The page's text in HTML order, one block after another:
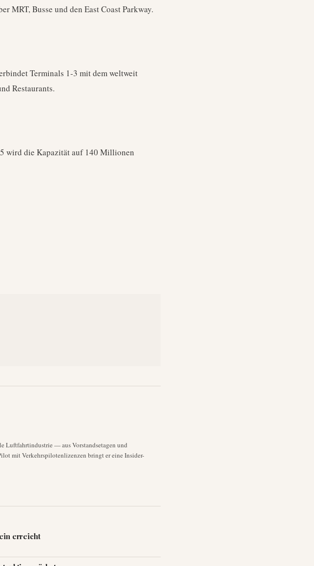
MRT, Busse und den East Coast Parkway.
Terminals 1-3 mit dem weltweit
Restaurants.
wird die Kapazität auf 140 Millionen
Luftfahrtindustrie — aus Vorstandsetagen und
mit Verkehrspilotenlizenzen bringt er eine Insider-
erreicht